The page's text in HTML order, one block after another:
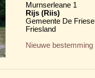
Murnserleane 1
Rijs (Riis)
Gemeente De
Friesland
Nieuwe bestemming